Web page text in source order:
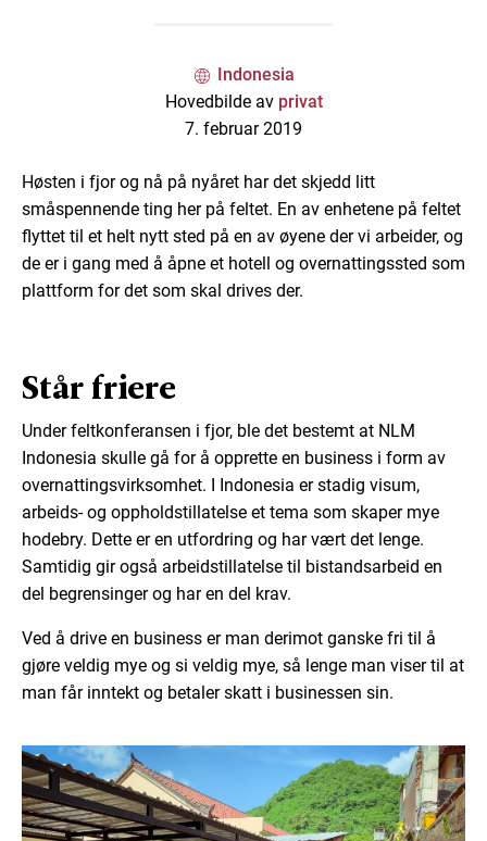
Indonesia
Hovedbilde av privat
7. februar 2019
Høsten i fjor og nå på nyåret har det skjedd litt
småspennende ting her på feltet. En av enhetene på feltet
flyttet til et helt nytt sted på en av øyene der vi arbeider, og
de er i gang med å åpne et hotell og overnattingssted som
plattform for det som skal drives der.
Står friere
Under feltkonferansen i fjor, ble det bestemt at NLM
Indonesia skulle gå for å opprette en business i form av
overnattingsvirksomhet. I Indonesia er stadig visum,
arbeids- og oppholdstillatelse et tema som skaper mye
hodebry. Dette er en utfordring og har vært det lenge.
Samtidig gir også arbeidstillatelse til bistandsarbeid en
del begrensinger og har en del krav.
Ved å drive en business er man derimot ganske fri til å
gjøre veldig mye og si veldig mye, så lenge man viser til at
man får inntekt og betaler skatt i businessen sin.